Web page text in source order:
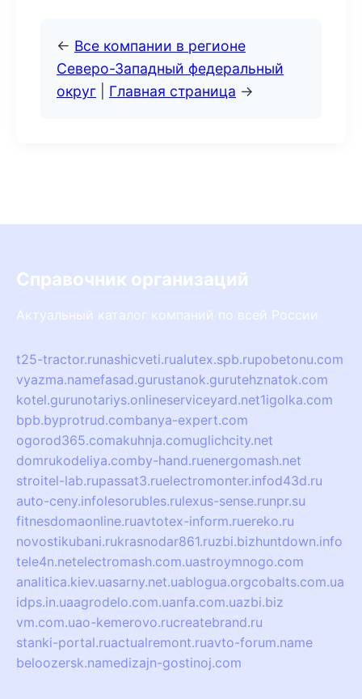
← Все компании в регионе
Северо-Западный федеральный
округ
Главная страница →
Справочник организаций
Актуальный каталог компаний по всей России
t25-tractor.runashicveti.rualutex.spb.rupobetonu.com
vyazma.namefasad.gurustanok.gurutehznatok.com
kotel.gurunotariys.onlineserviceyard.net1igolka.com
bpb.byprotrud.combanya-expert.com
ogorod365.comakuhnja.comuglichcity.net
domrukodeliya.comby-hand.ruenergomash.net
stroitel-lab.rupassat3.ruelectromonter.infod43d.ru
auto-ceny.infolesorubles.rulexus-sense.runpr.su
fitnesdomaonline.ruavtotex-inform.ruereko.ru
novostikubani.rukrasnodar861.ruzbi.bizhuntdown.info
tele4n.netelectromash.com.uastroymnogo.com
analitica.kiev.uasarny.net.uablogua.orgcobalts.com.ua
idps.in.uaagrodelo.com.uanfa.com.uazbi.biz
vm.com.uao-kemerovo.rucreatebrand.ru
stanki-portal.ruactualremont.ruavto-forum.name
beloozersk.namedizajn-gostinoj.com